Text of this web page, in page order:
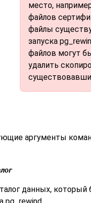
место,
файлов
файлы
запуска
файлов могут
удалить
аргументы
данных,